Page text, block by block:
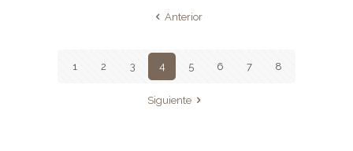
Anterior
1 2 3 4 5 6 7 8
Siguiente